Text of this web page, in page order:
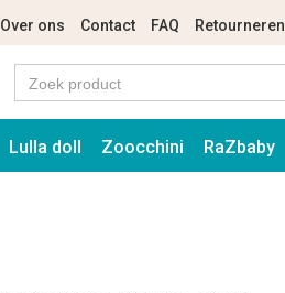
Over ons Contact FAQ Retourneren
Lulla doll Zoocchini RaZbaby